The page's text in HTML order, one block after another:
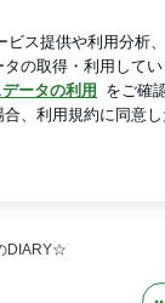
して ブログの更新通知
DIARY☆